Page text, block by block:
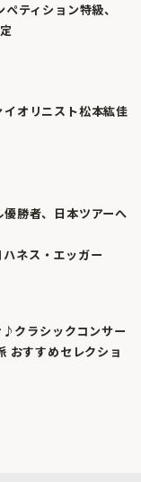
ティション特級、
オリニスト松本紘佳
勝者、日本ツアーへ
ネス・エッガー
クラシックコンサー
おすすめセレクショ